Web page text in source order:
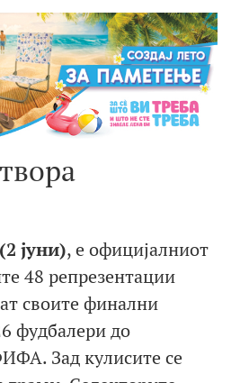
јуни), е официјалниот
48 репрезентации
своите финални
фудбалери до
Зад кулисите се